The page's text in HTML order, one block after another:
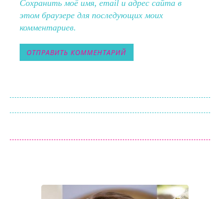
Сохранить моё имя, email и адрес сайта в
этом браузере для последующих моих
комментариев.